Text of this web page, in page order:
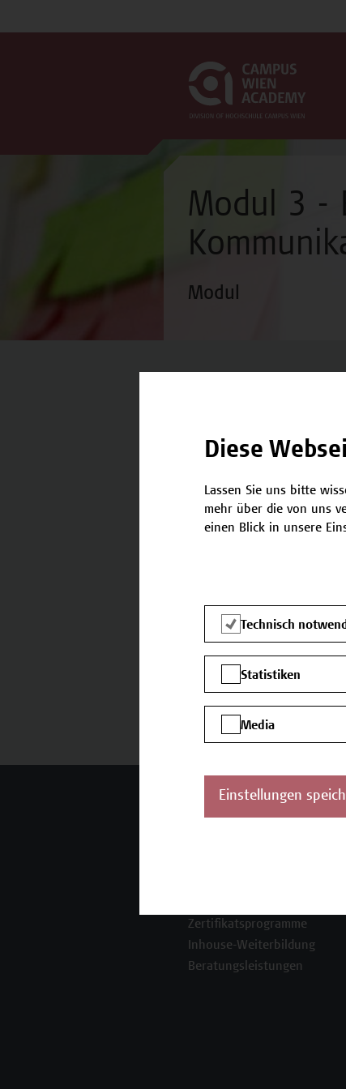
Modul 3 -
Modul
Termine
Mehr Infos gewünscht?
Zertifikatsprogramme
Inhouse-Weiterbildung
Beratungsleistungen
Diese
Lassen Sie uns bitte
mehr über die von uns
einen Blick in unsere
Technisch
Statistiken
Media
Einstellungen